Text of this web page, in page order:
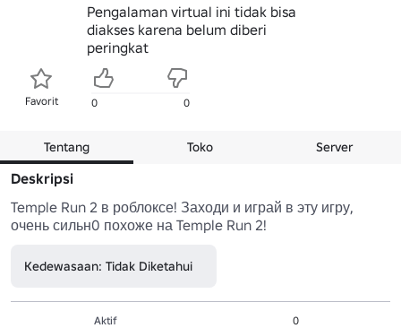
Pengalaman virtual ini tidak bisa
diakses karena belum diberi
peringkat
Favorit 0 0
Tentang Toko Server
Deskripsi
Temple Run 2 в роблоксе! Заходи и играй в эту игру,
очень сильн0 похоже на Temple Run 2!
Kedewasaan: Tidak Diketahui
Aktif
0